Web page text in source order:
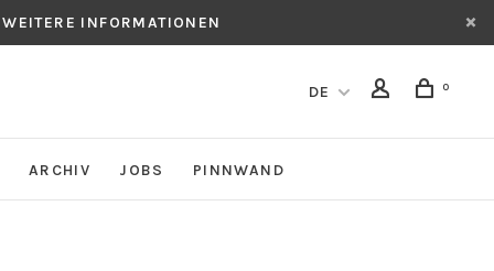
INFORMATIONEN
DE 0
ARCHIV JOBS PINNWAND